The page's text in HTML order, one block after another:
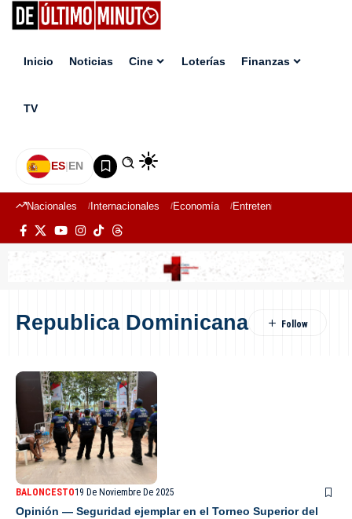
Inicio Noticias Cine Loterías Finanzas
TV
ES|EN
Nacionales Internacionales Economía Entretenimiento
Republica Dominicana
BALONCESTO19 De Noviembre De 2025
Opinión — Seguridad ejemplar en el Torneo Superior del